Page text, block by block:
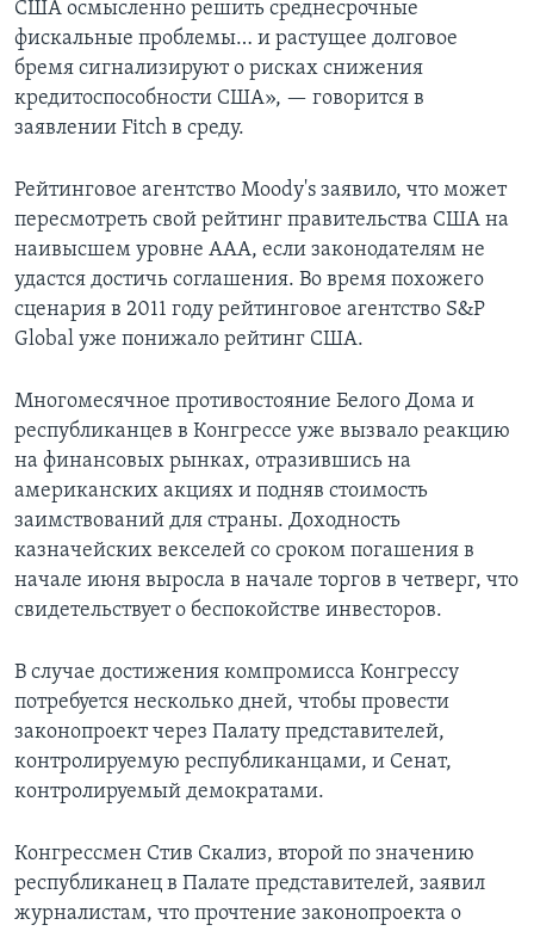
США осмысленно решить среднесрочные
фискальные проблемы… и растущее долговое
бремя сигнализируют о рисках снижения
кредитоспособности США», — говорится в
заявлении Fitch в среду.
Рейтинговое агентство Moody's заявило, что может
пересмотреть свой рейтинг правительства США на
наивысшем уровне AAA, если законодателям не
удастся достичь соглашения. Во время похожего
сценария в 2011 году рейтинговое агентство S&P
Global уже понижало рейтинг США.
Многомесячное противостояние Белого Дома и
республиканцев в Конгрессе уже вызвало реакцию
на финансовых рынках, отразившись на
американских акциях и подняв стоимость
заимствований для страны. Доходность
казначейских векселей со сроком погашения в
начале июня выросла в начале торгов в четверг, что
свидетельствует о беспокойстве инвесторов.
В случае достижения компромисса Конгрессу
потребуется несколько дней, чтобы провести
законопроект через Палату представителей,
контролируемую республиканцами, и Сенат,
контролируемый демократами.
Конгрессмен Стив Скализ, второй по значению
республиканец в Палате представителей, заявил
журналистам, что прочтение законопроекта о